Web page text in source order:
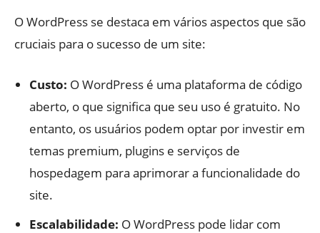
O WordPress se destaca em vários aspectos que são
cruciais para o sucesso de um site:
Custo: O WordPress é uma plataforma de código
aberto, o que significa que seu uso é gratuito. No
entanto, os usuários podem optar por investir em
temas premium, plugins e serviços de
hospedagem para aprimorar a funcionalidade do
site.
Escalabilidade: O WordPress pode lidar com